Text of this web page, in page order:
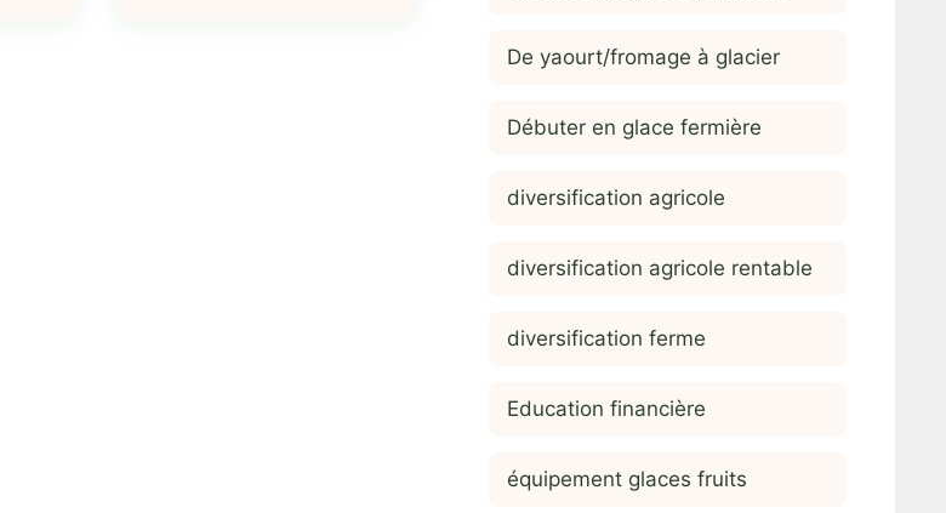
De yaourt/fromage à glacier
Débuter en glace fermière
diversification agricole
diversification agricole rentable
diversification ferme
Education financière
équipement glaces fruits